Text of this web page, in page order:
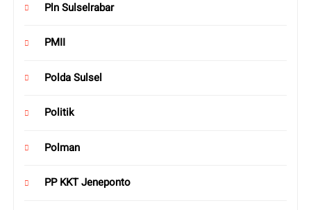
Pln Sulselrabar
PMII
Polda Sulsel
Politik
Polman
PP KKT Jeneponto